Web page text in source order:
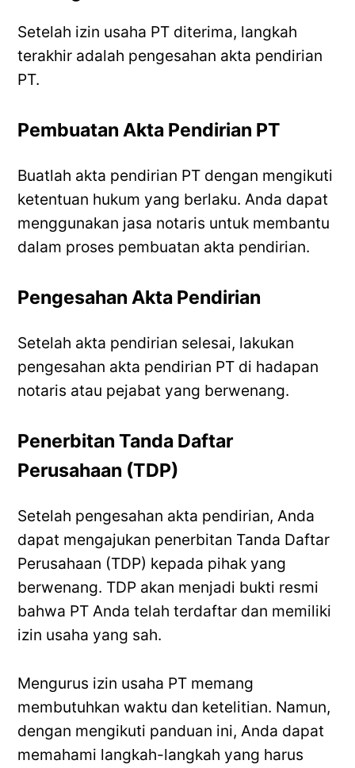
Setelah izin usaha PT diterima, langkah
terakhir adalah pengesahan akta pendirian
PT.
Pembuatan Akta Pendirian PT
Buatlah akta pendirian PT dengan mengikuti
ketentuan hukum yang berlaku. Anda dapat
menggunakan jasa notaris untuk membantu
dalam proses pembuatan akta pendirian.
Pengesahan Akta Pendirian
Setelah akta pendirian selesai, lakukan
pengesahan akta pendirian PT di hadapan
notaris atau pejabat yang berwenang.
Penerbitan Tanda Daftar
Perusahaan (TDP)
Setelah pengesahan akta pendirian, Anda
dapat mengajukan penerbitan Tanda Daftar
Perusahaan (TDP) kepada pihak yang
berwenang. TDP akan menjadi bukti resmi
bahwa PT Anda telah terdaftar dan memiliki
izin usaha yang sah.
Mengurus izin usaha PT memang
membutuhkan waktu dan ketelitian. Namun,
dengan mengikuti panduan ini, Anda dapat
memahami langkah-langkah yang harus